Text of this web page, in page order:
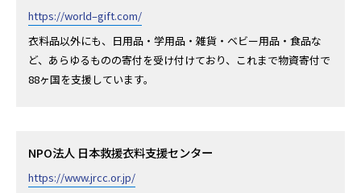
https://world–gift.com/
衣料品以外にも、日用品・学用品・雑貨・ベビー用品・食品な
ど、あらゆるものの寄付を受け付けており、これまで物資寄付で
88ヶ国を支援しています。
NPO法人 日本救援衣料支援センター
https://www.jrcc.or.jp/